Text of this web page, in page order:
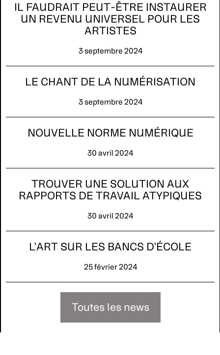
IL FAUDRAIT PEUT-ÊTRE INSTAURER
UN REVENU UNIVERSEL POUR LES
ARTISTES
3 septembre 2024
LE CHANT DE LA NUMÉRISATION
3 septembre 2024
NOUVELLE NORME NUMÉRIQUE
30 avril 2024
TROUVER UNE SOLUTION AUX
RAPPORTS DE TRAVAIL ATYPIQUES
30 avril 2024
L’ART SUR LES BANCS D’ÉCOLE
25 février 2024
Toutes les news